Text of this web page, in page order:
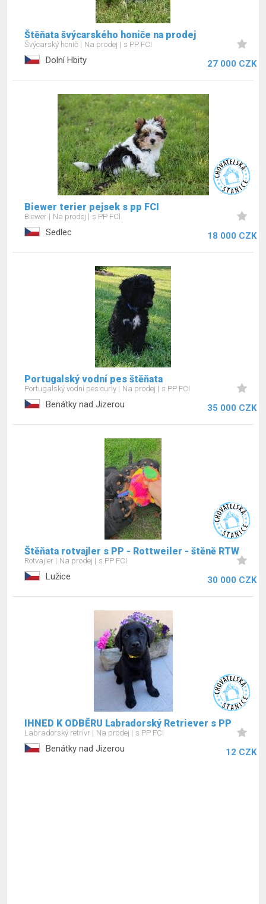
Štěňata švýcarského honiče na prodej
Švýcarský honič Na prodej s PP FCI
Dolní Hbity 27 000 CZK
Biewer terier pejsek s pp FCI
Biewer Na prodej s PP FCI
Sedlec 18 000 CZK
Portugalský vodní pes štěňata
Portugalský vodní pes curly Na prodej s PP FCI
Benátky nad Jizerou 35 000 CZK
Štěňata rotvajler s PP - Rottweiler - štěně RTW
Rotvajler Na prodej s PP FCI
Lužice 30 000 CZK
IHNED K ODBĚRU Labradorský Retriever s PP
Labradorský retrívr Na prodej s PP FCI
Benátky nad Jizerou 12 CZK